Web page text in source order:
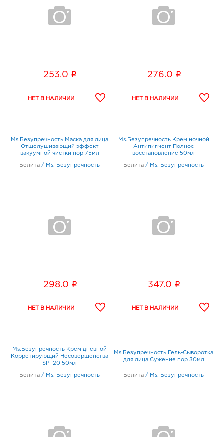
253.0 i 276.0 i
Ms.Безупречность Маска для лица
Отшелушивающий эффект
вакуумной чистки пор 75мл
Белита / Ms. Безупречность
298.0 i
Ms.Безупречность Крем ночной
Антипигмент Полное
восстановление 50мл
Белита / Ms. Безупречность
347.0 i
Ms.Безупречность Крем дневной
Корретирующий Несовершенства
SPF20 50мл
Белита / Ms. Безупречность
Ms.Безупречность Гель-Сыворотка
для лица Сужение пор 30мл
Белита / Ms. Безупречность